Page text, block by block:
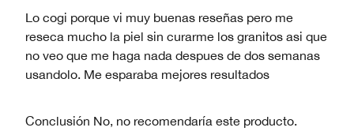
Lo cogi porque vi muy buenas reseñas pero me
reseca mucho la piel sin curarme los granitos asi que
no veo que me haga nada despues de dos semanas
usandolo. Me esparaba mejores resultados
Conclusión No, no recomendaría este producto.